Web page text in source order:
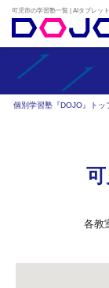
個別学習塾『DOJO』トッ
各教